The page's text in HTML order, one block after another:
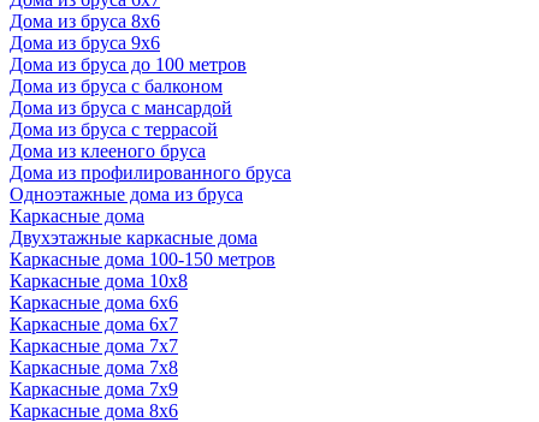
Дома из бруса 8х6
Дома из бруса 9х6
Дома из бруса до 100 метров
Дома из бруса с балконом
Дома из бруса с мансардой
Дома из бруса с террасой
Дома из клееного бруса
Дома из профилированного бруса
Одноэтажные дома из бруса
Каркасные дома
Двухэтажные каркасные дома
Каркасные дома 100-150 метров
Каркасные дома 10х8
Каркасные дома 6х6
Каркасные дома 6х7
Каркасные дома 7х7
Каркасные дома 7х8
Каркасные дома 7х9
Каркасные дома 8х6